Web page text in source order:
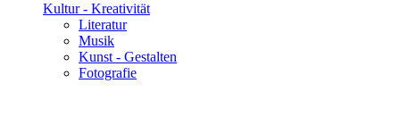
Kultur - Kreativität
Literatur
Musik
Kunst - Gestalten
Fotografie